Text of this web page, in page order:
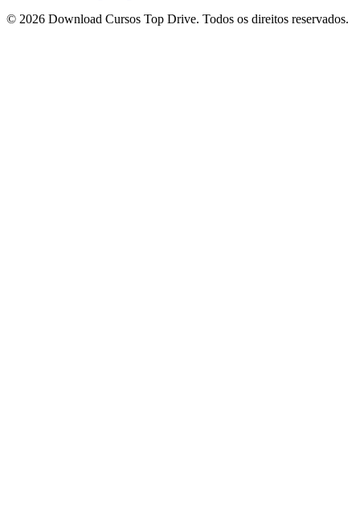
© 2026 Download Cursos Top Drive. Todos os direitos reservados.